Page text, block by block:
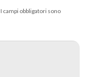
I campi obbligatori sono